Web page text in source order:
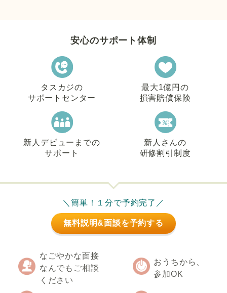
安心のサポート体制
タスカジの
サポートセンター
最大1億円の
損害賠償保険
新人デビューまでの
サポート
新人さんの
研修割引制度
＼簡単！１分で予約完了／
無料説明&面談を予約する
なごやかな面接
なんでもご相談
ください
おうちから、
参加OK